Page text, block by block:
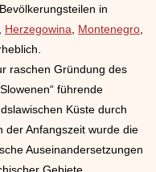
in
Herzegowina, Montenegro,
raschen Gründung des
führende
Küste durch
der Anfangszeit wurde die
Auseinandersetzungen